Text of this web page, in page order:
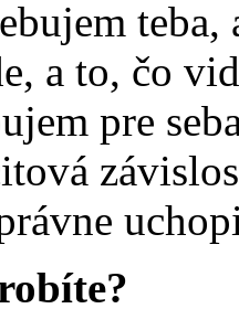
a to, čo
pre